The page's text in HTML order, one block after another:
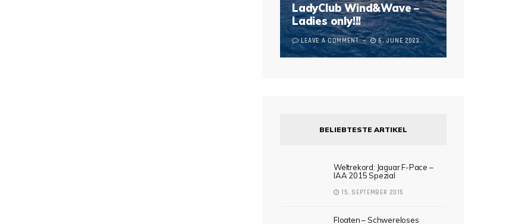
LadyClub Wind&Wave –
Ladies only!!!
LEAVE A COMMENT 6. JUNE 2023
BELIEBTESTE ARTIKEL
Weltrekord: Jaguar F-Pace –
IAA 2015 Spezial
15. SEPTEMBER 2015
Floaten – Schwereloses